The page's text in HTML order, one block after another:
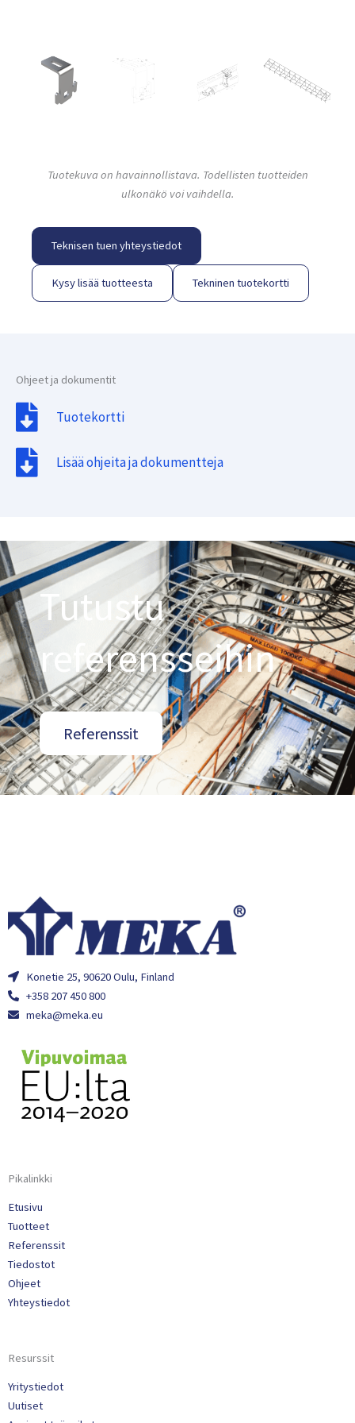
Tuotekuva on havainnollistava. Todellisten tuotteiden
ulkonäkö voi vaihdella.
Teknisen tuen yhteystiedot
Kysy lisää tuotteesta Tekninen tuotekortti
Ohjeet ja dokumentit
Tuotekortti
Lisää ohjeita ja dokumentteja
Tutustu
referensseihin
Referenssit
Konetie 25, 90620 Oulu, Finland
+358 207 450 800
meka@meka.eu
Pikalinkki
Etusivu
Tuotteet
Referenssit
Tiedostot
Ohjeet
Yhteystiedot
Resurssit
Yritystiedot
Uutiset